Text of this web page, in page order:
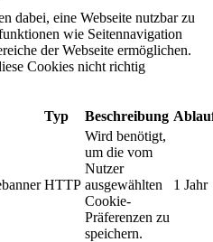
dabei, eine Webseite nutzbar zu
wie Seitennavigation
der Webseite ermöglichen.
Cookies nicht richtig
Typ Beschreibung
HTTP
Wird benötigt,
um die vom
Nutzer
ausgewählten
Cookie-
Präferenzen zu
speichern.
1 Jahr